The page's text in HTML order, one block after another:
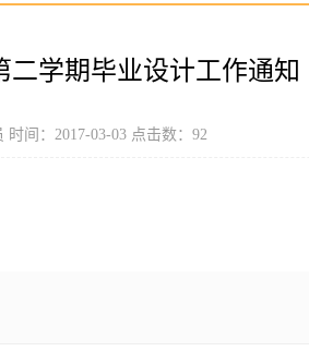
二学期毕业设计工作通知
间：2017-03-03 点击数： 92